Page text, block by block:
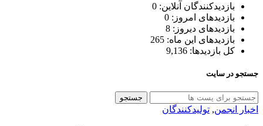
بازدیدکنندگان آنلاین: 0
بازدیدهای امروز: 0
بازدیدهای دیروز: 8
بازدیدهای این ماه: 265
کل بازدیدها: 9,136
جستجو در سایت
جستجو
اخبار انجمن, تولیدکنندگان